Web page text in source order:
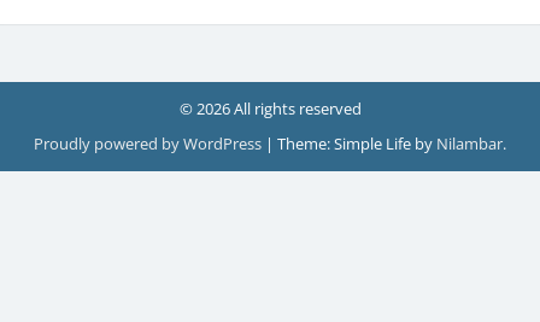
© 2026 All rights reserved
Proudly powered by WordPress | Theme: Simple Life by Nilambar.